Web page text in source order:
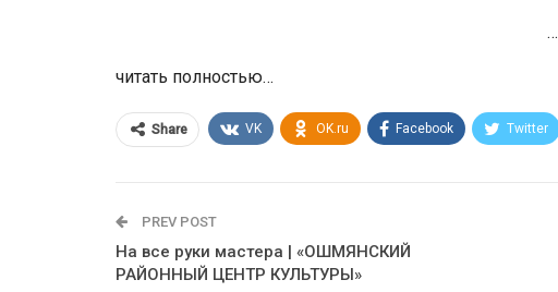
…
читать полностью…
Share VK OK.ru Facebook Twitter
PREV POST
На все руки мастера | «ОШМЯНСКИЙ
РАЙОННЫЙ ЦЕНТР КУЛЬТУРЫ»